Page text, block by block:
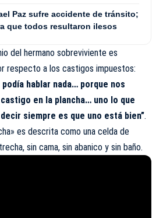
Paz sufre accidente de tránsito;
que todos resultaron ilesos
del hermano sobreviviente es
respecto a los castigos impuestos:
podía hablar nada… porque nos
en la plancha… uno lo que
siempre es que uno está bien”.
es descrita como una celda de
sin cama, sin abanico y sin baño.